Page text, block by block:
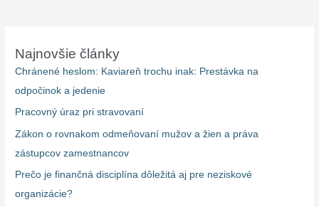
Najnovšie články
Chránené heslom: Kaviareň trochu inak: Prestávka na
odpočinok a jedenie
Pracovný úraz pri stravovaní
Zákon o rovnakom odmeňovaní mužov a žien a práva
zástupcov zamestnancov
Prečo je finančná disciplína dôležitá aj pre neziskové
organizácie?